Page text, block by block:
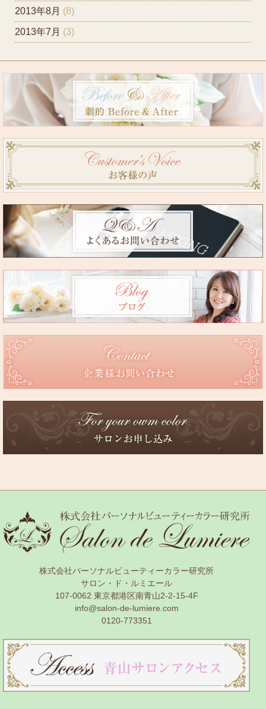
2013年8月 (8)
2013年7月 (3)
株式会社パーソナルビューティーカラー研究所
サロン・ド・ルミエール
107-0062 東京都港区南青山2-2-15-4F
info@salon-de-lumiere.com
0120-773351